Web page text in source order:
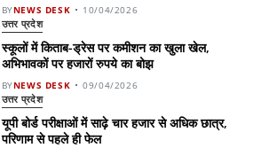
BYNEWS DESK 10/04/2026
उत्तर प्रदेश
स्कूलों में किताब-ड्रेस पर कमीशन का खुला खेल,
अभिभावकों पर हजारों रुपये का बोझ
BYNEWS DESK 09/04/2026
उत्तर प्रदेश
यूपी बोर्ड परीक्षाओं में साढ़े चार हजार से अधिक छात्र,
परिणाम से पहले ही फेल